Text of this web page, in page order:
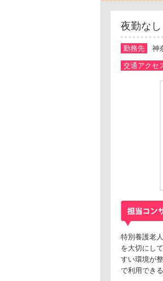
夜勤な
勤務先 神
交通アクセ
特別養護老
を大切にし
すい環境が
で利用でき